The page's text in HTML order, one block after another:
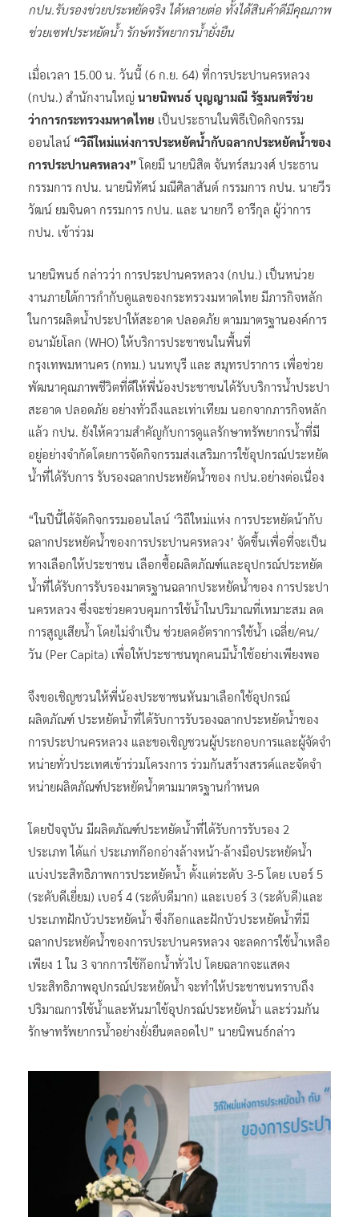
กปน.รับรองช่วยประหยัดจริง ได้หลายต่อ ทั้งได้สินค้าดีมีคุณภาพ
ช่วยเซฟประหยัดน้ำ รักษ์ทรัพยากรน้ำยั่งยืน
เมื่อเวลา 15.00 น. วันนี้ (6 ก.ย. 64) ที่การประปานครหลวง
(กปน.) สำนักงานใหญ่ นายนิพนธ์ บุญญามณี รัฐมนตรีช่วย
ว่าการกระทรวงมหาดไทย เป็นประธานในพิธีเปิดกิจกรรม
ออนไลน์ “วิถีใหม่แห่งการประหยัดน้ำกับฉลากประหยัดน้ำของ
การประปานครหลวง”โดยมี นายนิสิต จันทร์สมวงศ์ ประธาน
กรรมการ กปน. นายนิทัศน์ มณีศิลาสันต์ กรรมการ กปน. นายวีร
วัฒน์ ยมจินดา กรรมการ กปน. และ นายกวี อารีกุล ผู้ว่าการ
กปน. เข้าร่วม
นายนิพนธ์ กล่าวว่า การประปานครหลวง (กปน.) เป็นหน่วย
งานภายใต้การกำกับดูแลของกระทรวงมหาดไทย มีภารกิจหลัก
ในการผลิตน้ำประปาให้สะอาด ปลอดภัย ตามมาตรฐานองค์การ
อนามัยโลก (WHO) ให้บริการประชาชนในพื้นที่
กรุงเทพมหานคร (กทม.) นนทบุรี และ สมุทรปราการ เพื่อช่วย
พัฒนาคุณภาพชีวิตที่ดีให้พี่น้องประชาชนได้รับบริการน้ำประปา
สะอาด ปลอดภัย อย่างทั่วถึงและเท่าเทียม นอกจากภารกิจหลัก
แล้ว กปน. ยังให้ความสำคัญกับการดูแลรักษาทรัพยากรน้ำที่มี
อยู่อย่างจำกัดโดยการจัดกิจกรรมส่งเสริมการใช้อุปกรณ์ประหยัด
น้ำที่ได้รับการ รับรองฉลากประหยัดน้ำของ กปน.อย่างต่อเนื่อง
“ในปีนี้ได้จัดกิจกรรมออนไลน์ ‘วิถีใหม่แห่ง การประหยัดน้ากับ
ฉลากประหยัดน้ำของการประปานครหลวง’ จัดขึ้นเพื่อที่จะเป็น
ทางเลือกให้ประชาชน เลือกซื้อผลิตภัณฑ์และอุปกรณ์ประหยัด
น้ําที่ได้รับการรับรองมาตรฐานฉลากประหยัดน้ําของ การประปา
นครหลวง ซึ่งจะช่วยควบคุมการใช้น้ําในปริมาณที่เหมาะสม ลด
การสูญเสียน้ํา โดยไม่จําเป็น ช่วยลดอัตราการใช้น้ํา เฉลี่ย/คน/
วัน (Per Capita) เพื่อให้ประชาชนทุกคนมีน้ําใช้อย่างเพียงพอ
จึงขอเชิญชวนให้พี่น้องประชาชนหันมาเลือกใช้อุปกรณ์
ผลิตภัณฑ์ ประหยัดน้ําที่ได้รับการรับรองฉลากประหยัดน้ําของ
การประปานครหลวง และขอเชิญชวนผู้ประกอบการและผู้จัดจํา
หน่ายทั่วประเทศเข้าร่วมโครงการ ร่วมกันสร้างสรรค์และจัดจํา
หน่ายผลิตภัณฑ์ประหยัดน้ําตามมาตรฐานกําหนด
โดยปัจจุบัน มีผลิตภัณฑ์ประหยัดน้ําที่ได้รับการรับรอง 2
ประเภท ได้แก่ ประเภทก๊อกอ่างล้างหน้า-ล้างมือประหยัดน้ํา
แบ่งประสิทธิภาพการประหยัดน้ํา ตั้งแต่ระดับ 3-5 โดย เบอร์ 5
(ระดับดีเยี่ยม) เบอร์ 4 (ระดับดีมาก) และเบอร์ 3 (ระดับดี)และ
ประเภทฝักบัวประหยัดน้ํา ซึ่งก๊อกและฝักบัวประหยัดน้ําที่มี
ฉลากประหยัดน้ําของการประปานครหลวง จะลดการใช้น้ําเหลือ
เพียง 1 ใน 3 จากการใช้ก๊อกน้ําทั่วไป โดยฉลากจะแสดง
ประสิทธิภาพอุปกรณ์ประหยัดน้ํา จะทําให้ประชาชนทราบถึง
ปริมาณการใช้น้ําและหันมาใช้อุปกรณ์ประหยัดน้ํา และร่วมกัน
รักษาทรัพยากรน้ําอย่างยั่งยืนตลอดไป” นายนิพนธ์กล่าว